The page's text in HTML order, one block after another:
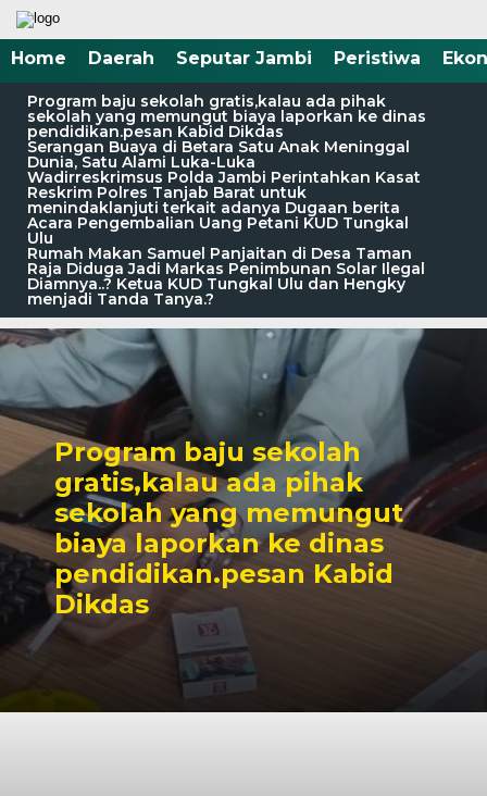
Home Daerah Seputar Jambi Peristiwa
Program baju sekolah gratis,kalau ada pihak
sekolah yang memungut biaya laporkan ke dinas
pendidikan.pesan Kabid Dikdas
Serangan Buaya di Betara Satu Anak Meninggal
Dunia, Satu Alami Luka-Luka
Wadirreskrimsus Polda Jambi Perintahkan Kasat
Reskrim Polres Tanjab Barat untuk
menindaklanjuti terkait adanya Dugaan berita
Acara Pengembalian Uang Petani KUD Tungkal
Ulu
Rumah Makan Samuel Panjaitan di Desa Taman
Raja Diduga Jadi Markas Penimbunan Solar Ilegal
Diamnya..? Ketua KUD Tungkal Ulu dan Hengky
menjadi Tanda Tanya.?
Program baju sekolah
gratis,kalau ada pihak
sekolah yang memungut
biaya laporkan ke dinas
pendidikan.pesan Kabid
Dikdas